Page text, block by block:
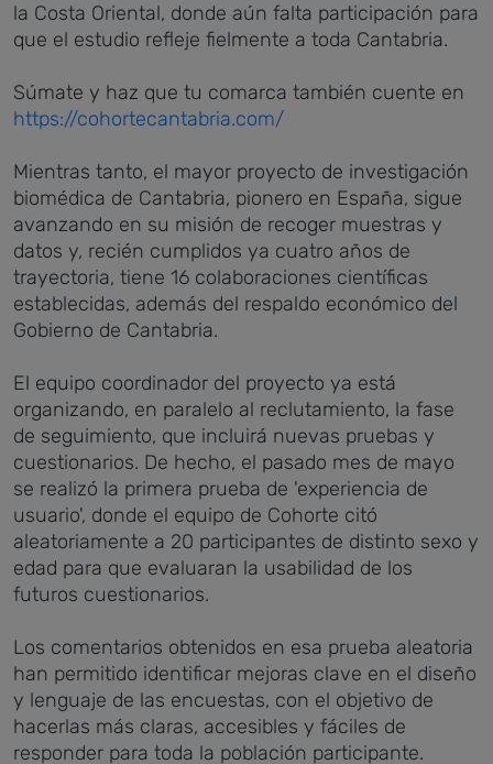
la Costa Oriental, donde aún falta participación para
que el estudio refleje fielmente a toda Cantabria.
Súmate y haz que tu comarca también cuente en
https://cohortecantabria.com/
Mientras tanto, el mayor proyecto de investigación
biomédica de Cantabria, pionero en España, sigue
avanzando en su misión de recoger muestras y
datos y, recién cumplidos ya cuatro años de
trayectoria, tiene 16 colaboraciones científicas
establecidas, además del respaldo económico del
Gobierno de Cantabria.
El equipo coordinador del proyecto ya está
organizando, en paralelo al reclutamiento, la fase
de seguimiento, que incluirá nuevas pruebas y
cuestionarios. De hecho, el pasado mes de mayo
se realizó la primera prueba de 'experiencia de
usuario', donde el equipo de Cohorte citó
aleatoriamente a 20 participantes de distinto sexo y
edad para que evaluaran la usabilidad de los
futuros cuestionarios.
Los comentarios obtenidos en esa prueba aleatoria
han permitido identificar mejoras clave en el diseño
y lenguaje de las encuestas, con el objetivo de
hacerlas más claras, accesibles y fáciles de
responder para toda la población participante.